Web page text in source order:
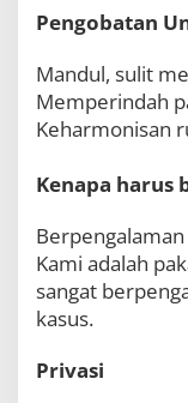
Pengobatan
Mandul, sulit
Memperindah
Keharmonisan
Kenapa harus
Berpengalaman
Kami adalah
sangat
kasus.
Privasi